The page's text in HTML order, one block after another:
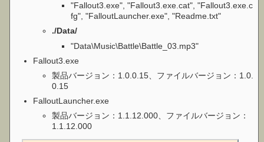
"Fallout3.exe", "Fallout3.exe.cat", "Fallout3.exe.c
fg", "FalloutLauncher.exe", "Readme.txt"
./Data/
"Data\Music\Battle\Battle_03.mp3"
Fallout3.exe
製品バージョン：1.0.0.15、ファイルバージョン：1.0.
0.15
FalloutLauncher.exe
製品バージョン：1.1.12.000、ファイルバージョン：
1.1.12.000